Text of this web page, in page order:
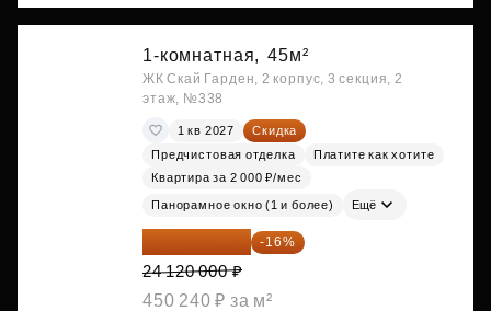
1-комнатная, 45м²
ЖК Скай Гарден, 2 корпус, 3 секция, 2
этаж, №338
1 кв 2027
Скидка
Предчистовая отделка
Платите как хотите
Квартира за 2 000 ₽/мес
Панорамное окно (1 и более) Ещё
20 260 800 ₽ -16%
24 120 000 ₽
450 240 ₽ за м²